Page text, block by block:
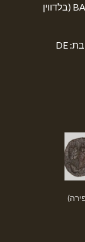
: צלב וסביבו כתובת: BALDVINVS REX (בלדווין
: מצודת העיר (מגדל דוד) וסביבה כתובת: DE